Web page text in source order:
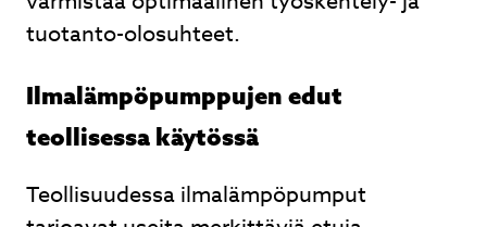
tuotanto-olosuhteet.
Ilmalämpöpumppujen edut
teollisessa käytössä
Teollisuudessa ilmalämpöpumput